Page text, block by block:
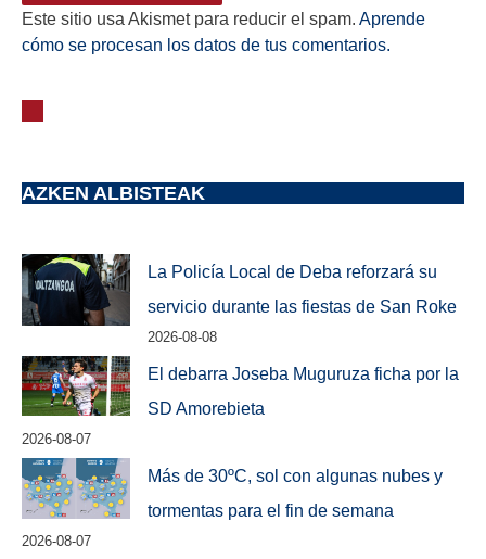
Este sitio usa Akismet para reducir el spam. Aprende
cómo se procesan los datos de tus comentarios.
AZKEN ALBISTEAK
La Policía Local de Deba reforzará su
servicio durante las fiestas de San Roke
2026-08-08
El debarra Joseba Muguruza ficha por la
SD Amorebieta
2026-08-07
Más de 30ºC, sol con algunas nubes y
tormentas para el fin de semana
2026-08-07